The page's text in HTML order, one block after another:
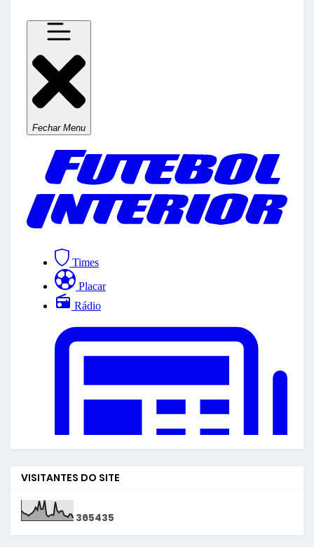
VISITANTES DO SITE
365435